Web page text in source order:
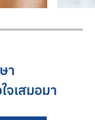
า
จเสมอมา